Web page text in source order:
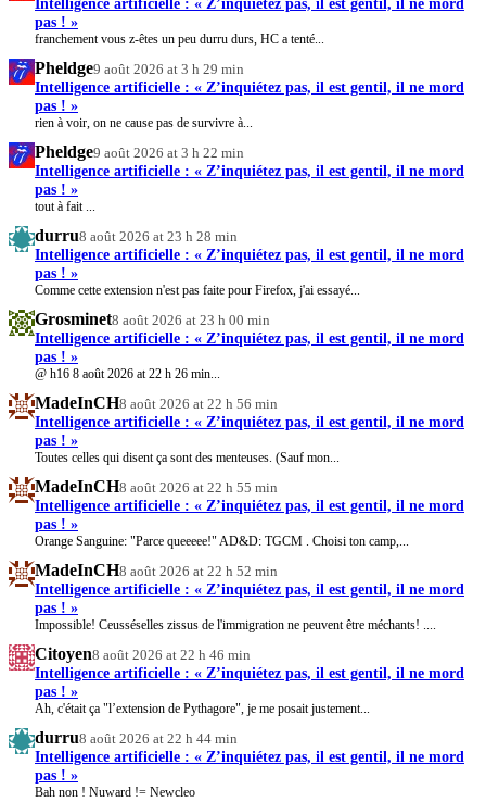
pas ! »
franchement vous z-êtes un peu durru durs, HC a tenté...
Pheldge9 août 2026 at 3 h 29 min
Intelligence artificielle : « Z’inquiétez pas, il est gentil, il ne mord
pas ! »
rien à voir, on ne cause pas de survivre à...
Pheldge9 août 2026 at 3 h 22 min
Intelligence artificielle : « Z’inquiétez pas, il est gentil, il ne mord
pas ! »
tout à fait ...
durru8 août 2026 at 23 h 28 min
Intelligence artificielle : « Z’inquiétez pas, il est gentil, il ne mord
pas ! »
Comme cette extension n'est pas faite pour Firefox, j'ai essayé...
Grosminet8 août 2026 at 23 h 00 min
Intelligence artificielle : « Z’inquiétez pas, il est gentil, il ne mord
pas ! »
@ h16 8 août 2026 at 22 h 26 min...
MadeInCH8 août 2026 at 22 h 56 min
Intelligence artificielle : « Z’inquiétez pas, il est gentil, il ne mord
pas ! »
Toutes celles qui disent ça sont des menteuses. (Sauf mon...
MadeInCH8 août 2026 at 22 h 55 min
Intelligence artificielle : « Z’inquiétez pas, il est gentil, il ne mord
pas ! »
Orange Sanguine: "Parce queeeee!" AD&D: TGCM . Choisi ton camp,...
MadeInCH8 août 2026 at 22 h 52 min
Intelligence artificielle : « Z’inquiétez pas, il est gentil, il ne mord
pas ! »
Impossible! Ceusséselles zissus de l'immigration ne peuvent être méchants! ....
Citoyen8 août 2026 at 22 h 46 min
Intelligence artificielle : « Z’inquiétez pas, il est gentil, il ne mord
pas ! »
Ah, c'était ça "l’extension de Pythagore", je me posait justement...
durru8 août 2026 at 22 h 44 min
Intelligence artificielle : « Z’inquiétez pas, il est gentil, il ne mord
pas ! »
Bah non ! Nuward != Newcleo